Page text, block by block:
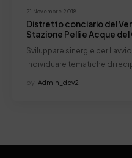
21 Novembre 2018
Distretto conciario del
Stazione Pelli e Acque del
Sviluppare sinergie per
individuare tematiche di
by Admin_dev2